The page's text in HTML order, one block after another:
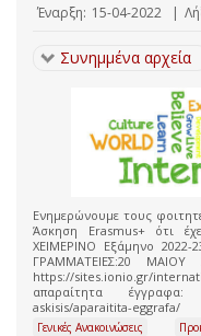
Έναρξη: 15-04-2022 |
Συνημμένα αρχεία
Ενημερώνουμε τους
Άσκηση Erasmus+ ότι
ΧΕΙΜΕΡΙΝΟ Εξάμηνο
ΓΡΑΜΜΑΤΕΙΕΣ:20 ΜΑΙΟΥ
https://sites.ionio.gr/
απαραίτητα έγγραφα:
askisis/aparaitita-eggrafa/
Γενικές Ανακοινώσεις